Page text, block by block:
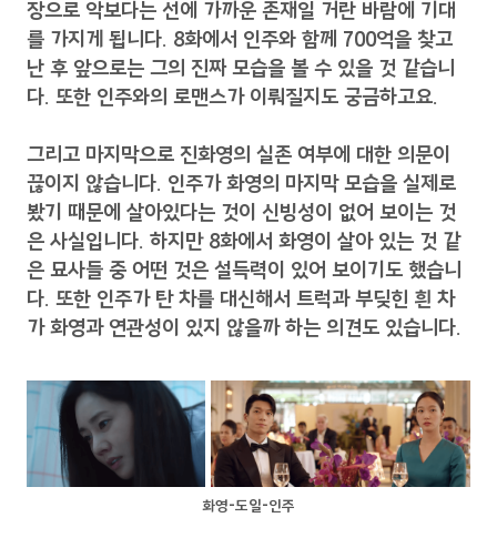
장으로 악보다는 선에 가까운 존재일 거란 바람에 기대
를 가지게 됩니다. 8화에서 인주와 함께 700억을 찾고
난 후 앞으로는 그의 진짜 모습을 볼 수 있을 것 같습니
다. 또한 인주와의 로맨스가 이뤄질지도 궁금하고요.
그리고 마지막으로 진화영의 실존 여부에 대한 의문이
끊이지 않습니다. 인주가 화영의 마지막 모습을 실제로
봤기 때문에 살아있다는 것이 신빙성이 없어 보이는 것
은 사실입니다. 하지만 8화에서 화영이 살아 있는 것 같
은 묘사들 중 어떤 것은 설득력이 있어 보이기도 했습니
다. 또한 인주가 탄 차를 대신해서 트럭과 부딪힌 흰 차
가 화영과 연관성이 있지 않을까 하는 의견도 있습니다.
화영-도일-인주